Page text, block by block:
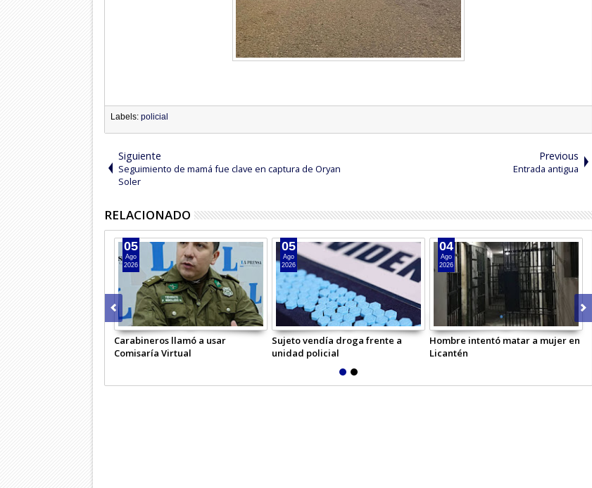
Labels: policial
Siguiente
Seguimiento de mamá fue clave en captura de Oryan
Soler
Previous
Entrada antigua
RELACIONADO
Carabineros llamó a usar
Comisaría Virtual
05
Ago
2026
Sujeto vendía droga frente a
unidad policial
05
Ago
2026
Hombre intentó matar a mujer en
Licantén
04
Ago
2026